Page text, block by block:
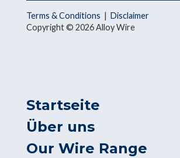
Terms & Conditions | Disclaimer
Copyright © 2026 Alloy Wire
Startseite
Über uns
Our Wire Range